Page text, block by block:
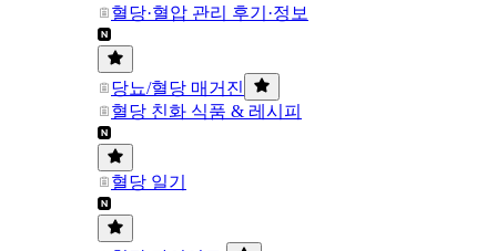
혈당·혈압 관리 후기·정보
당뇨/혈당 매거진
혈당 친화 식품 & 레시피
혈당 일기